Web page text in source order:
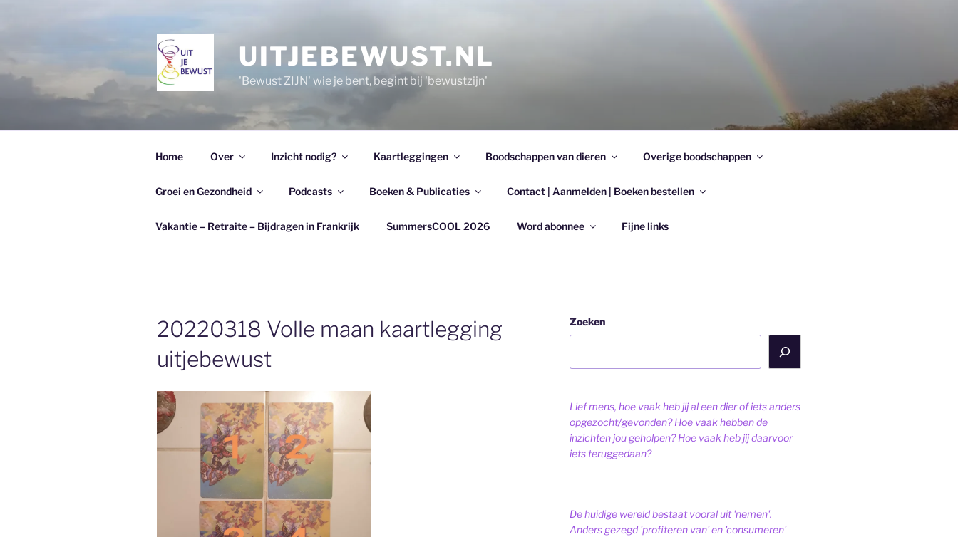
UITJEBEWUST.NL
'Bewust ZIJN' wie je bent, begint bij 'bewustzijn'
Home Over Inzicht nodig? Kaartleggingen Boodschappen van dieren Overige boodschappen
Groei en Gezondheid Podcasts Boeken & Publicaties Contact | Aanmelden | Boeken bestellen
Vakantie – Retraite – Bijdragen in Frankrijk SummersCOOL 2026 Word abonnee Fijne links
20220318 Volle maan kaartlegging
uitjebewust
Zoeken
Lief mens, hoe vaak heb jij al een dier of iets anders
opgezocht/gevonden? Hoe vaak hebben de
inzichten jou geholpen? Hoe vaak heb jij daarvoor
iets teruggedaan?
De huidige wereld bestaat vooral uit 'nemen'.
Anders gezegd 'profiteren van' en 'consumeren'